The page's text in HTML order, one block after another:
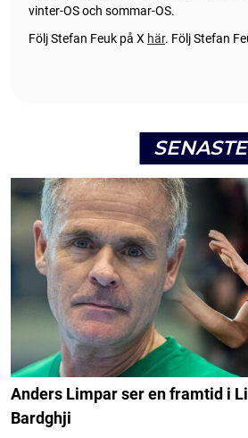
vinter-OS och sommar-OS.
Följ Stefan Feuk på X här. Följ Stefan
SENASTE
Anders Limpar ser en framtid i
Bardghji